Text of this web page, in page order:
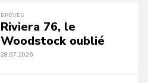
BRÈVES
Riviera 76, le
Woodstock oublié
28.07.2026